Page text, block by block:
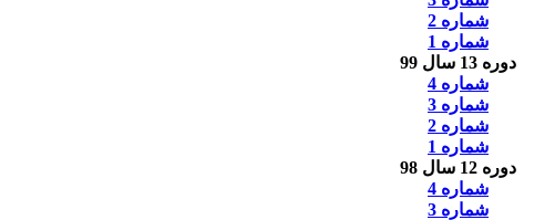
شماره 2
شماره 1
دوره 13 سال 99
شماره 4
شماره 3
شماره 2
شماره 1
دوره 12 سال 98
شماره 4
شماره 3